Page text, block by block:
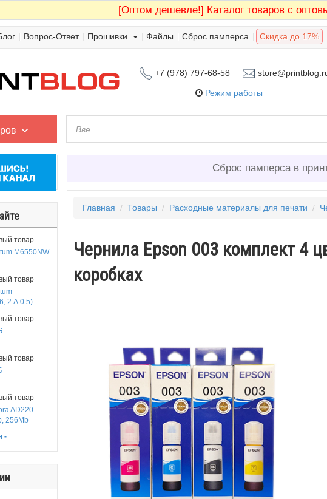
[Оптом дешевле!] Каталог товаров с
Вопрос-Ответ Прошивки Файлы Сброс памперса Скидка до 17%
+7 (978) 797-68-58
Режим работы
товар
M6550NW
товар
2.A.0.5)
товар
товар
товар
AD220
256Mb
-
Сброс памперса в
Главная / Товары / Расходные материалы для печати /
Чернила Epson 003 комплект 4
коробках